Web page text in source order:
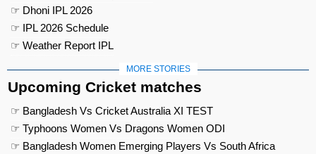
☞ Dhoni IPL 2026
☞ IPL 2026 Schedule
☞ Weather Report IPL
MORE STORIES
Upcoming Cricket matches
☞ Bangladesh Vs Cricket Australia XI TEST
☞ Typhoons Women Vs Dragons Women ODI
☞ Bangladesh Women Emerging Players Vs South Africa